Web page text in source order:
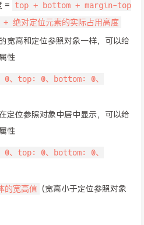
=
top + bottom + margin-top
绝对定位元素的实际占用高度
宽高和定位参照对象一样，可以给
性
top: 0、bottom: 0、
定位参照对象中居中显示，可以给
性
top: 0、bottom: 0、
的宽高值 (宽高小于定位参照对象